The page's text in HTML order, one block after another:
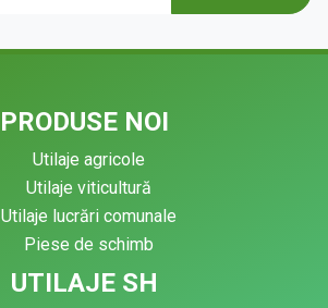
PRODUSE NOI
Utilaje agricole
Utilaje viticultură
Utilaje lucrări comunale
Piese de schimb
UTILAJE SH